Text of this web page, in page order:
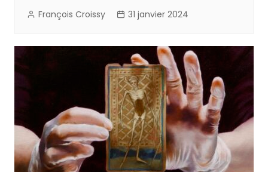
François Croissy 31 janvier 2024